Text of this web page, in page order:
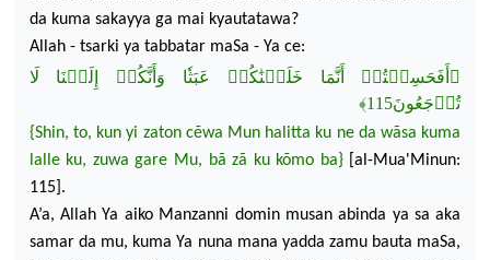
da kuma sakayya ga mai kyautatawa?
Allah - tsarki ya tabbatar maSa - Ya ce:
﴿أَفَحَسِبۡتُمۡ أَنَّمَا خَلَقۡنَٰكُمۡ عَبَثٗا وَأَنَّكُمۡ إِلَيۡنَا لَا
تُرۡجَعُونَ115﴾
{Shin, to, kun yi zaton cẽwa Mun halitta ku ne da wãsa kuma
lalle ku, zuwa gare Mu, bã zã ku kõmo ba}[al-Mua'Minun:
115].
A’a, Allah Ya aiko Manzanni domin musan abinda ya sa aka
samar da mu, kuma Ya nuna mana yadda zamu bauta maSa,